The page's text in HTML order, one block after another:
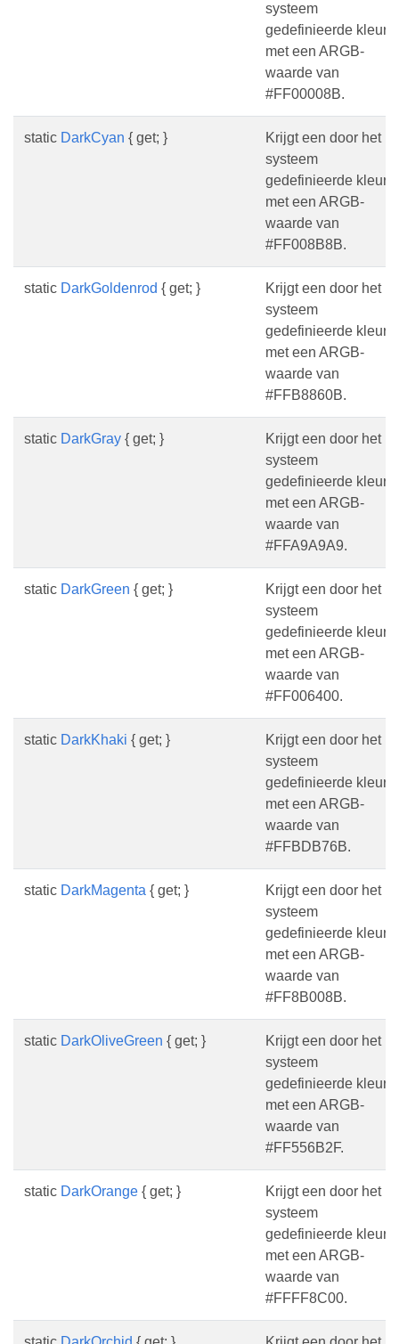
systeem
gedefinieerde kleur
met een ARGB-
waarde van
#FF00008B.
static DarkCyan { get; }
Krijgt een door het
systeem
gedefinieerde kleur
met een ARGB-
waarde van
#FF008B8B.
static DarkGoldenrod { get; }
Krijgt een door het
systeem
gedefinieerde kleur
met een ARGB-
waarde van
#FFB8860B.
static DarkGray { get; }
Krijgt een door het
systeem
gedefinieerde kleur
met een ARGB-
waarde van
#FFA9A9A9.
static DarkGreen { get; }
Krijgt een door het
systeem
gedefinieerde kleur
met een ARGB-
waarde van
#FF006400.
static DarkKhaki { get; }
Krijgt een door het
systeem
gedefinieerde kleur
met een ARGB-
waarde van
#FFBDB76B.
static DarkMagenta { get; }
Krijgt een door het
systeem
gedefinieerde kleur
met een ARGB-
waarde van
#FF8B008B.
static DarkOliveGreen { get; }
Krijgt een door het
systeem
gedefinieerde kleur
met een ARGB-
waarde van
#FF556B2F.
static DarkOrange { get; }
Krijgt een door het
systeem
gedefinieerde kleur
met een ARGB-
waarde van
#FFFF8C00.